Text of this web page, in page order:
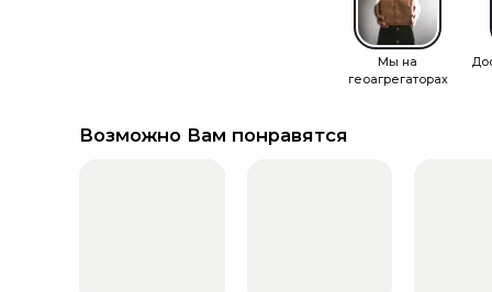
Мы на
геоагрегаторах
Возможно Вам понравятся